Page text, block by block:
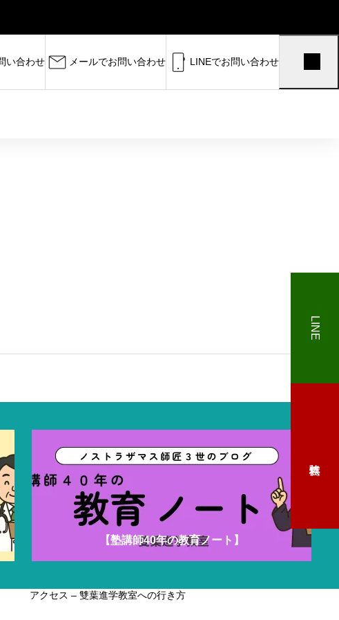
い合わせ メールでお問い合わせ LINEでお問い合わせ
大学受験に向けて数学・理科を深く
国公立大学をめざす高
【塾講師40年の教育ノート】
アクセス – 雙葉進学教室への行き方
LINE